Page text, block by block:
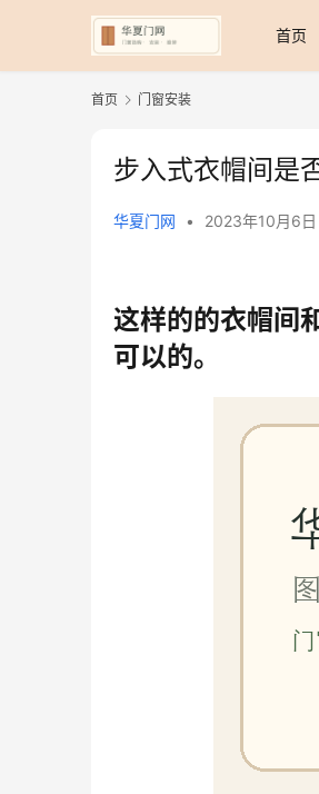
首页
首页 门窗安装
步入式衣帽间是
华夏门网 • 2023年10月6
这样的的衣帽间
可以的。